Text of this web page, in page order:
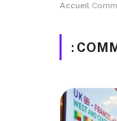
Accueil
: